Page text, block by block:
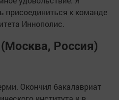
присоединиться к команде
Иннополис.
Россия)
Окончил бакалавриат